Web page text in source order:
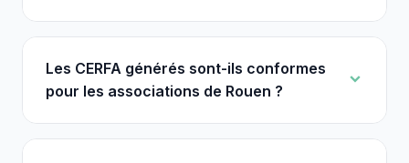
Les CERFA générés sont-ils conformes
pour les associations de Rouen ?